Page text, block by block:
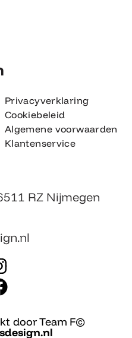
Privacyverklaring
Cookiebeleid
Algemene voorwaarden
Klantenservice
RZ Nijmegen
s
door Team F©